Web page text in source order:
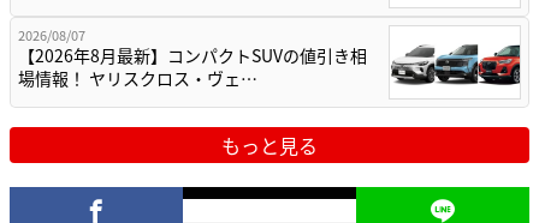
2026/08/07
【2026年8月最新】コンパクトSUVの値引き相
場情報！ ヤリスクロス・ヴェ…
もっと見る